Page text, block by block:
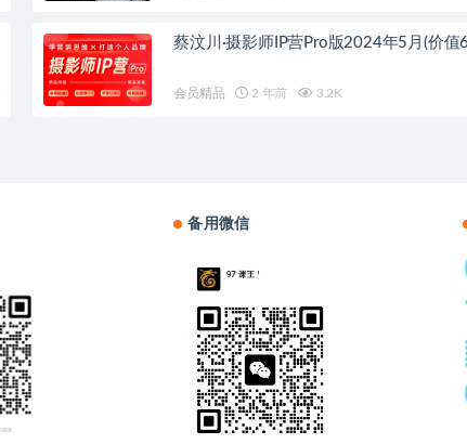
蔡汶川·摄影师IP营Pro版2024年5月(价值
会员精品 2 年前 3.2K
备用微信